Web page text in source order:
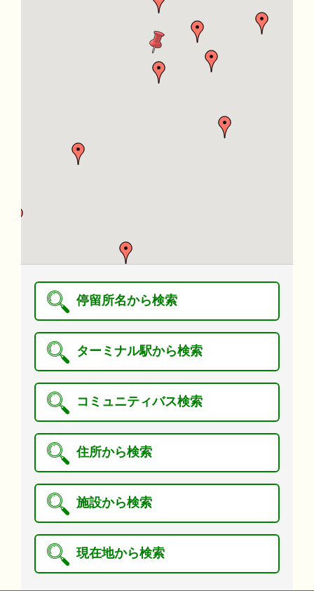
停留所名から検索
ターミナル駅から検索
コミュニティバス検索
住所から検索
施設から検索
現在地から検索